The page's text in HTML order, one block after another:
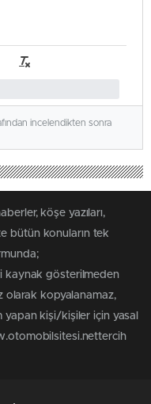
incelendikten sonra
köşe yazıları,
bütün konuların tek
kaynak gösterilmeden
olarak kopyalanamaz,
yapan kişi/kişiler için yasal